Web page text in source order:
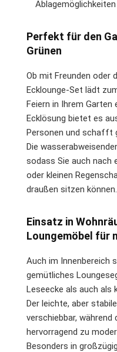
Ablagemöglichkeiten
Perfekt für den
Grünen
Ob mit Freunden oder
Ecklounge-Set lädt
Feiern in Ihrem Garten
Ecklösung bietet es
Personen und schafft
Die
sodass Sie auch nach
oder kleinen
draußen sitzen können.
Einsatz in
Loungemöbel für
Auch im Innenbereich
gemütliches
Leseecke als auch als
Der leichte, aber
verschiebbar, während
hervorragend zu
Besonders in